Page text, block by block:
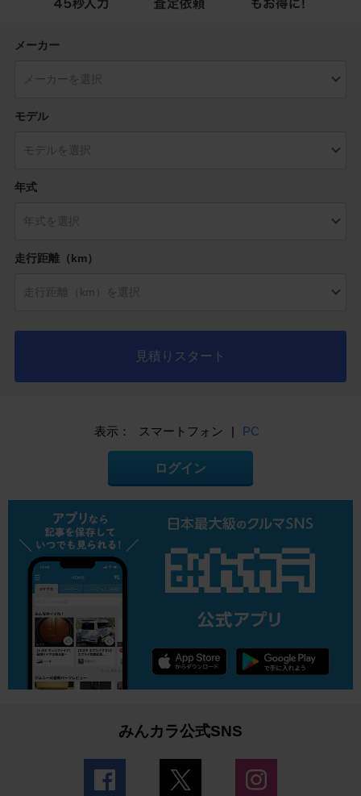
メーカー
モデル
年式
走行距離（km）
見積りスタート
表示： スマートフォン | PC
ログイン
みんカラ公式SNS